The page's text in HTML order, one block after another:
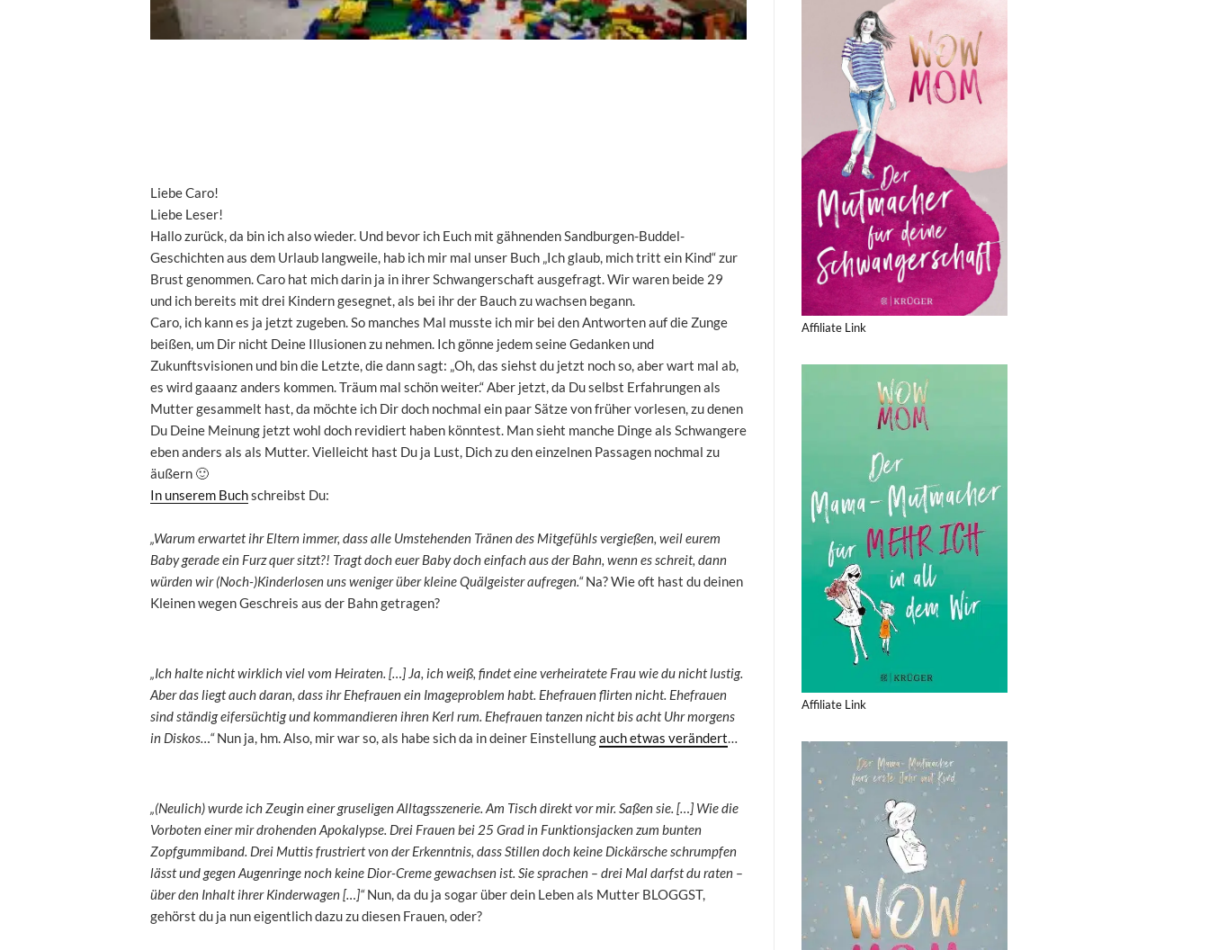
Liebe Caro!
Liebe Leser!
Hallo zurück, da bin ich also wieder. Und bevor ich Euch mit gähnenden Sandburgen-Buddel-
Geschichten aus dem Urlaub langweile, hab ich mir mal unser Buch „Ich glaub, mich tritt ein Kind“ zur
Brust genommen. Caro hat mich darin ja in ihrer Schwangerschaft ausgefragt. Wir waren beide 29
und ich bereits mit drei Kindern gesegnet, als bei ihr der Bauch zu wachsen begann.
Caro, ich kann es ja jetzt zugeben. So manches Mal musste ich mir bei den Antworten auf die Zunge
beißen, um Dir nicht Deine Illusionen zu nehmen. Ich gönne jedem seine Gedanken und
Zukunftsvisionen und bin die Letzte, die dann sagt: „Oh, das siehst du jetzt noch so, aber wart mal ab,
es wird gaaanz anders kommen. Träum mal schön weiter.“ Aber jetzt, da Du selbst Erfahrungen als
Mutter gesammelt hast, da möchte ich Dir doch nochmal ein paar Sätze von früher vorlesen, zu denen
Du Deine Meinung jetzt wohl doch revidiert haben könntest. Man sieht manche Dinge als Schwangere
eben anders als als Mutter. Vielleicht hast Du ja Lust, Dich zu den einzelnen Passagen nochmal zu
äußern 🙂
In unserem Buchschreibst Du:
„Warum erwartet ihr Eltern immer, dass alle Umstehenden Tränen des Mitgefühls vergießen, weil eurem
Baby gerade ein Furz quer sitzt?! Tragt doch euer Baby doch einfach aus der Bahn, wenn es schreit, dann
würden wir (Noch-)Kinderlosen uns weniger über kleine Quälgeister aufregen.“Na? Wie oft hast du deinen
Kleinen wegen Geschreis aus der Bahn getragen?
„Ich halte nicht wirklich viel vom Heiraten. […] Ja, ich weiß, findet eine verheiratete Frau wie du nicht lustig.
Aber das liegt auch daran, dass ihr Ehefrauen ein Imageproblem habt. Ehefrauen flirten nicht. Ehefrauen
sind ständig eifersüchtig und kommandieren ihren Kerl rum. Ehefrauen tanzen nicht bis acht Uhr morgens
in Diskos…“Nun ja, hm. Also, mir war so, als habe sich da in deiner Einstellungauch etwas verändert…
„(Neulich) wurde ich Zeugin einer gruseligen Alltagsszenerie. Am Tisch direkt vor mir. Saßen sie. […] Wie die
Vorboten einer mir drohenden Apokalypse. Drei Frauen bei 25 Grad in Funktionsjacken zum bunten
Zopfgummiband. Drei Muttis frustriert von der Erkenntnis, dass Stillen doch keine Dickärsche schrumpfen
lässt und gegen Augenringe noch keine Dior-Creme gewachsen ist. Sie sprachen – drei Mal darfst du raten –
über den Inhalt ihrer Kinderwagen […]“Nun, da du ja sogar über dein Leben als Mutter BLOGGST,
gehörst du ja nun eigentlich dazu zu diesen Frauen, oder?
Affiliate Link
Affiliate Link